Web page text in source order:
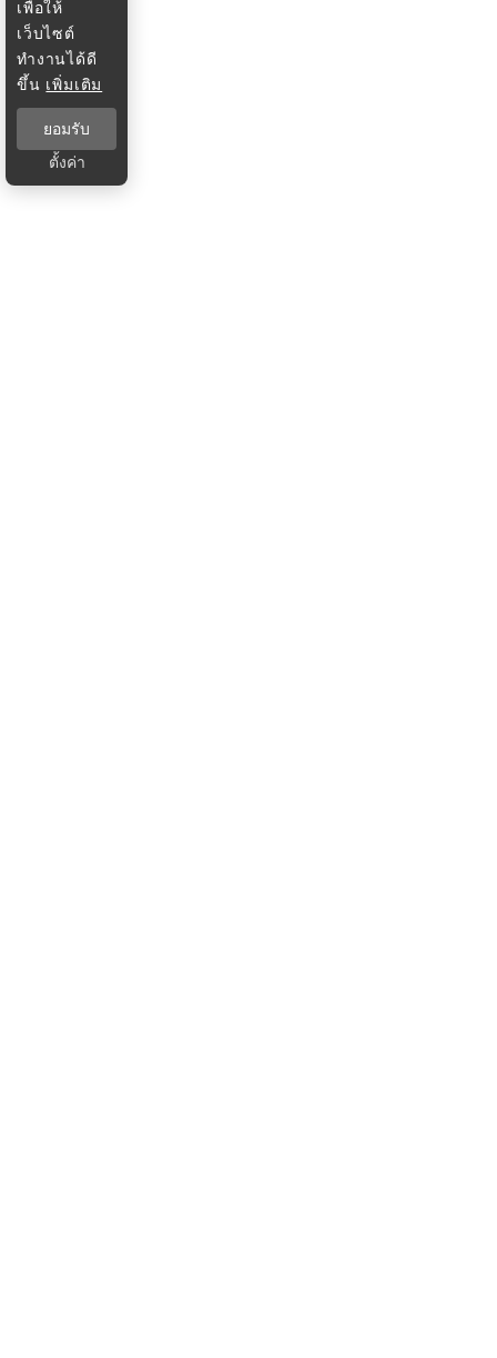
เพื่อให้
เว็บไซต์
ทำงานได้ดี
ขึ้น เพิ่มเติม
ยอมรับ
ตั้งค่า